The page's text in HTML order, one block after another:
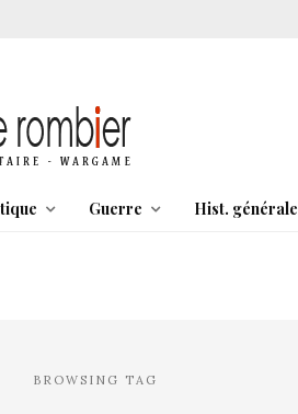
Guerre Hist. générale
BROWSING TAG